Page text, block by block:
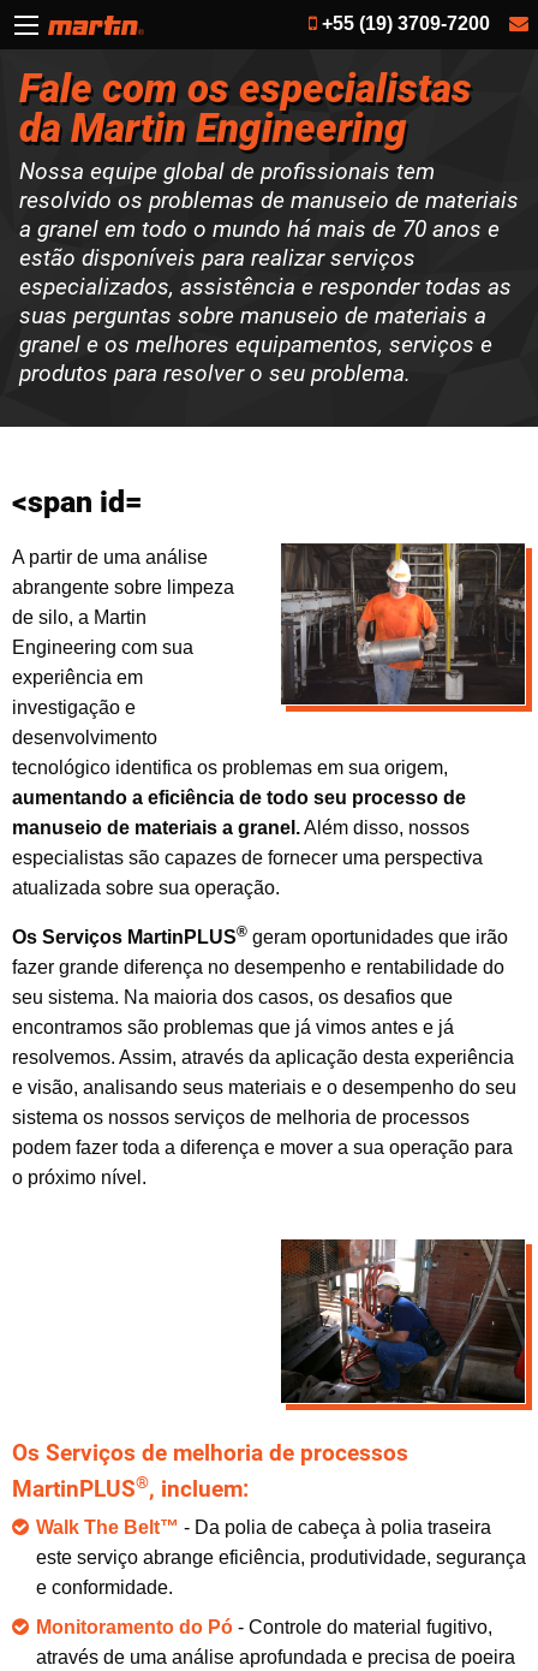
+55 (19) 3709-7200
Fale com os especialistas
da Martin Engineering
Nossa equipe global de profissionais tem
resolvido os problemas de manuseio de materiais
a granel em todo o mundo há mais de 70 anos e
estão disponíveis para realizar serviços
especializados, assistência e responder todas as
suas perguntas sobre manuseio de materiais a
granel e os melhores equipamentos, serviços e
produtos para resolver o seu problema.
<span id=
A partir de uma análise
abrangente sobre limpeza
de silo, a Martin
Engineering com sua
experiência em
investigação e
desenvolvimento
tecnológico identifica os problemas em sua origem,
aumentando a eficiência de todo seu processo de
manuseio de materiais a granel.Além disso, nossos
especialistas são capazes de fornecer uma perspectiva
atualizada sobre sua operação.
Os Serviços MartinPLUS® geram oportunidades que irão
fazer grande diferença no desempenho e rentabilidade do
seu sistema. Na maioria dos casos, os desafios que
encontramos são problemas que já vimos antes e já
resolvemos. Assim, através da aplicação desta experiência
e visão, analisando seus materiais e o desempenho do seu
sistema os nossos serviços de melhoria de processos
podem fazer toda a diferença e mover a sua operação para
o próximo nível .
Os Serviços de melhoria de processos
MartinPLUS®, incluem:
Walk The Belt™ - Da polia de cabeça à polia traseira
este serviço abrange eficiência, produtividade, segurança
e conformidade.
Monitoramento do Pó - Controle do material fugitivo,
através de uma análise aprofundada e precisa de poeira